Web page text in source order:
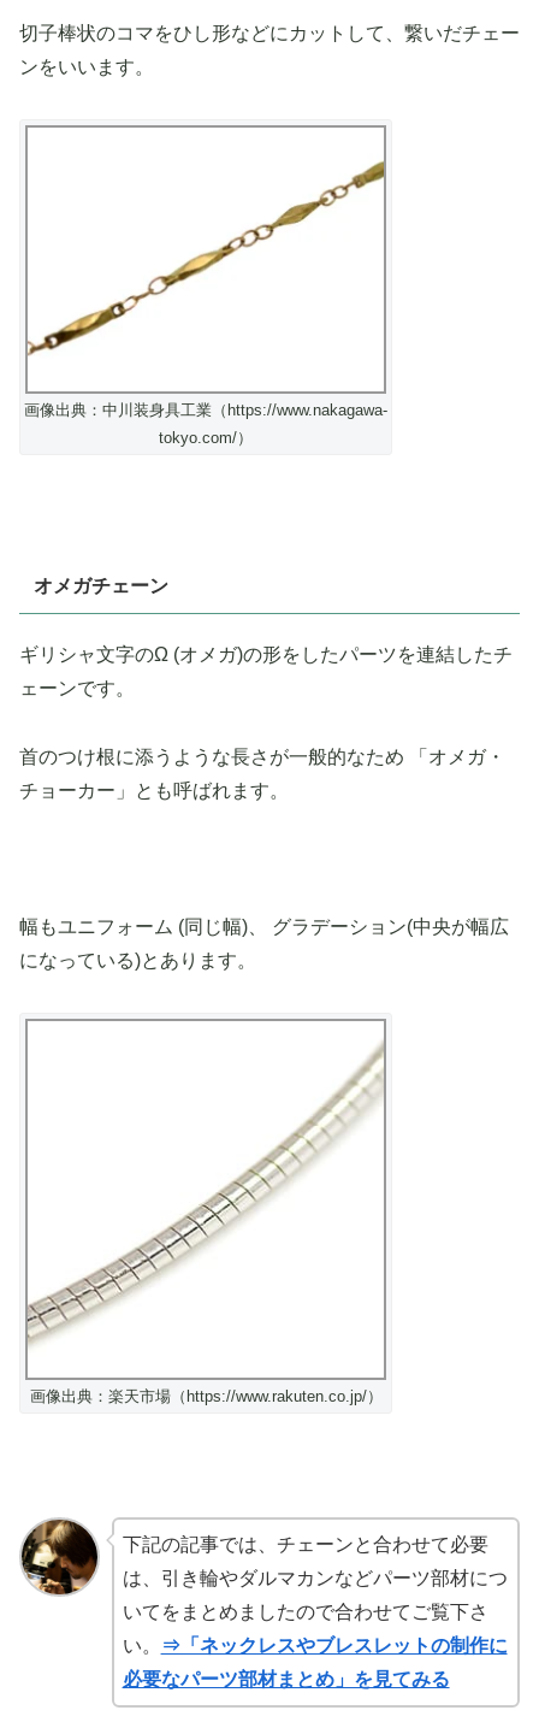
切子棒状のコマをひし形などにカットして、繋いだチェー
ンをいいます。
画像出典：中川装身具工業（https://www.nakagawa-
tokyo.com/）
オメガチェーン
ギリシャ文字のΩ (オメガ)の形をしたパーツを連結したチ
ェーンです。
首のつけ根に添うような長さが一般的なため 「オメガ・
チョーカー」とも呼ばれます。
幅もユニフォーム (同じ幅)、 グラデーション(中央が幅広
になっている)とあります。
画像出典：楽天市場（https://www.rakuten.co.jp/）
下記の記事では、チェーンと合わせて必要
は、引き輪やダルマカンなどパーツ部材につ
いてをまとめましたので合わせてご覧下さ
い。
⇒「ネックレスやブレスレットの制作に
必要なパーツ部材まとめ」を見てみる